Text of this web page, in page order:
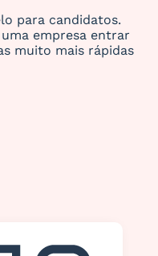
para candidatos.
empresa entrar
muito mais rápidas